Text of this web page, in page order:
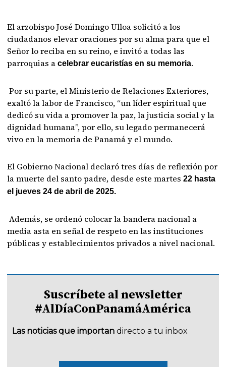
El arzobispo José Domingo Ulloa solicitó a los
ciudadanos elevar oraciones por su alma para que el
Señor lo reciba en su reino, e invitó a todas las
parroquias acelebrar eucaristías en su memoria.
Por su parte, el Ministerio de Relaciones Exteriores,
exaltó la labor de Francisco, “un líder espiritual que
dedicó su vida a promover la paz, la justicia social y la
dignidad humana”, por ello, su legado permanecerá
vivo en la memoria de Panamá y el mundo.
El Gobierno Nacional declaró tres días de reflexión por
la muerte del santo padre, desde este martes22 hasta
el jueves 24 de abril de 2025.
Además, se ordenó colocar la bandera nacional a
media asta en señal de respeto en las instituciones
públicas y establecimientos privados a nivel nacional.
Suscríbete al newsletter
#AlDíaConPanamáAmérica
Las noticias que importan directo a tu inbox